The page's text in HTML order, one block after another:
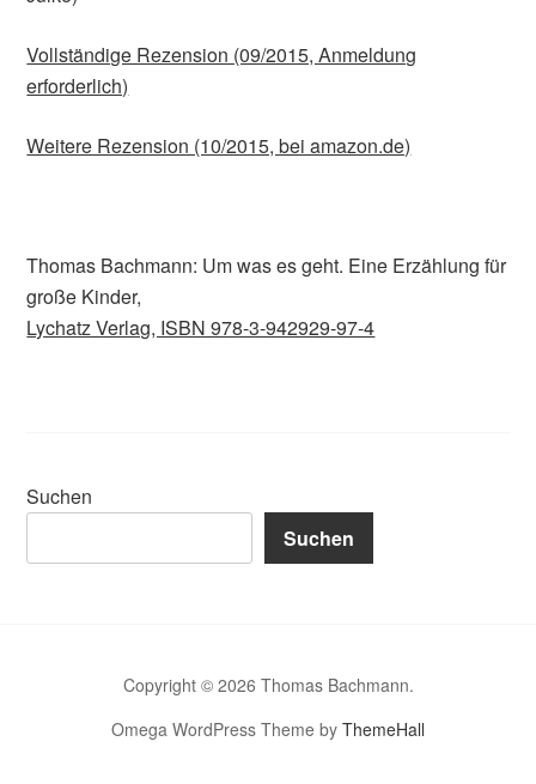
Vollständige Rezension (09/2015, Anmeldung
erforderlich)
Weitere Rezension (10/2015, bei amazon.de)
Thomas Bachmann: Um was es geht. Eine Erzählung für
große Kinder,
Lychatz Verlag, ISBN 978-3-942929-97-4
Suchen
Suchen
Copyright © 2026 Thomas Bachmann.
Omega WordPress Theme by ThemeHall